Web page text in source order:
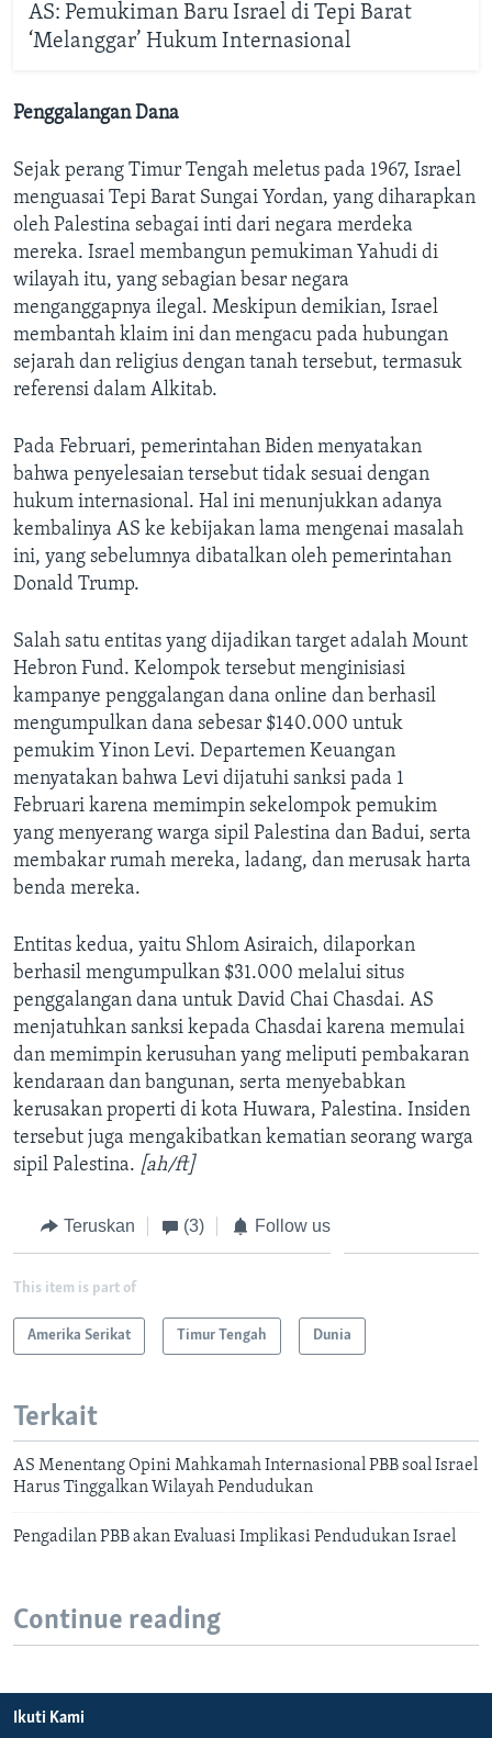
AS: Pemukiman Baru Israel di Tepi Barat
‘Melanggar’ Hukum Internasional
Penggalangan Dana
Sejak perang Timur Tengah meletus pada 1967, Israel
menguasai Tepi Barat Sungai Yordan, yang diharapkan
oleh Palestina sebagai inti dari negara merdeka
mereka. Israel membangun pemukiman Yahudi di
wilayah itu, yang sebagian besar negara
menganggapnya ilegal. Meskipun demikian, Israel
membantah klaim ini dan mengacu pada hubungan
sejarah dan religius dengan tanah tersebut, termasuk
referensi dalam Alkitab.
Pada Februari, pemerintahan Biden menyatakan
bahwa penyelesaian tersebut tidak sesuai dengan
hukum internasional. Hal ini menunjukkan adanya
kembalinya AS ke kebijakan lama mengenai masalah
ini, yang sebelumnya dibatalkan oleh pemerintahan
Donald Trump.
Salah satu entitas yang dijadikan target adalah Mount
Hebron Fund. Kelompok tersebut menginisiasi
kampanye penggalangan dana online dan berhasil
mengumpulkan dana sebesar $140.000 untuk
pemukim Yinon Levi. Departemen Keuangan
menyatakan bahwa Levi dijatuhi sanksi pada 1
Februari karena memimpin sekelompok pemukim
yang menyerang warga sipil Palestina dan Badui, serta
membakar rumah mereka, ladang, dan merusak harta
benda mereka.
Entitas kedua, yaitu Shlom Asiraich, dilaporkan
berhasil mengumpulkan $31.000 melalui situs
penggalangan dana untuk David Chai Chasdai. AS
menjatuhkan sanksi kepada Chasdai karena memulai
dan memimpin kerusuhan yang meliputi pembakaran
kendaraan dan bangunan, serta menyebabkan
kerusakan properti di kota Huwara, Palestina. Insiden
tersebut juga mengakibatkan kematian seorang warga
sipil Palestina. [ah/ft]
Teruskan (3) Follow us
This item is part of
Amerika Serikat Timur Tengah Dunia
Terkait
AS Menentang Opini Mahkamah Internasional PBB soal Israel
Harus Tinggalkan Wilayah Pendudukan
Pengadilan PBB akan Evaluasi Implikasi Pendudukan Israel
Continue reading
Ikuti Kami